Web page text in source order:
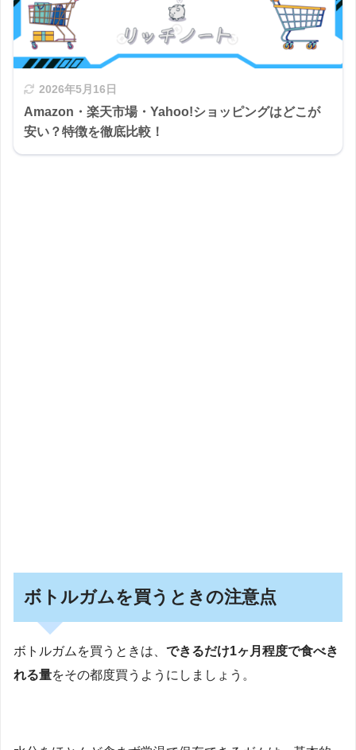
2026年5月16日
Amazon・楽天市場・Yahoo!ショッピングはどこが
安い？特徴を徹底比較！
ボトルガムを買うときの注意点
ボトルガムを買うときは、 できるだけ1ヶ月程度で食べき
れる量をその都度買うようにしましょう。